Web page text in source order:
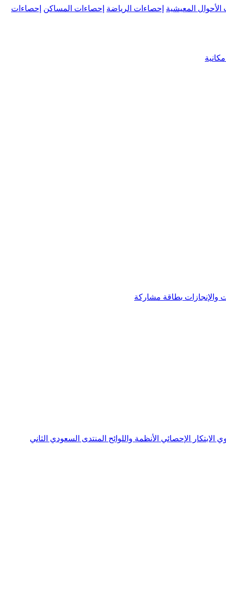
الأحوال المعيشية إحصاءات الرياضة إحصاءات المساكن إحصاءات
والإنجازات بطاقة مشاركة
الابتكار الإحصائي الأنظمة واللوائح المنتدى السعودي الثاني